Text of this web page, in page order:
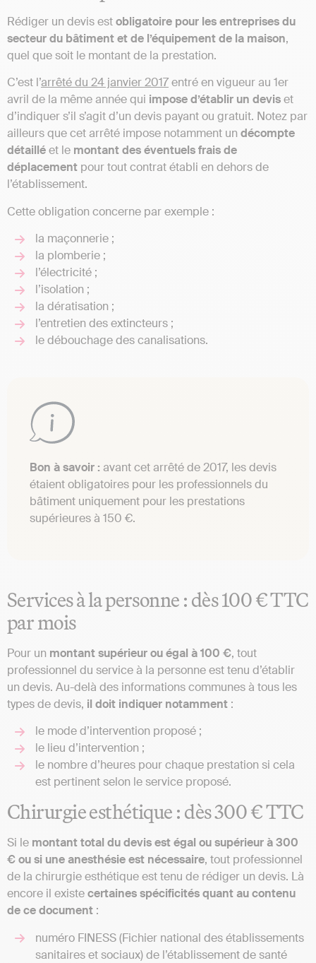
Rédiger un devis estobligatoire pour les entreprises du
secteur du bâtiment et de l’équipement de la maison,
quel que soit le montant de la prestation.
C’est l’arrêté du 24 janvier 2017entré en vigueur au 1er
avril de la même année qui impose d’établir un deviset
d’indiquer s’il s’agit d’un devis payant ou gratuit. Notez par
ailleurs que cet arrêté impose notamment un décompte
détailléet le montant des éventuels frais de
déplacement pour tout contrat établi en dehors de
l’établissement.
Cette obligation concerne par exemple :
la maçonnerie ;
la plomberie ;
l’électricité ;
l’isolation ;
la dératisation ;
l’entretien des extincteurs ;
le débouchage des canalisations.
Bon à savoir : avant cet arrêté de 2017, les devis
étaient obligatoires pour les professionnels du
bâtiment uniquement pour les prestations
supérieures à 150 €.
Services à la personne : dès 100 € TTC
par mois
Pour un montant supérieur ou égal à 100 €, tout
professionnel du service à la personne est tenu d’établir
un devis. Au-delà des informations communes à tous les
types de devis, il doit indiquer notamment :
le mode d’intervention proposé ;
le lieu d’intervention ;
le nombre d’heures pour chaque prestation si cela
est pertinent selon le service proposé.
Chirurgie esthétique : dès 300 € TTC
Si le montant total du devis est égal ou supérieur à 300
€ ou si une anesthésie est nécessaire, tout professionnel
de la chirurgie esthétique est tenu de rédiger un devis. Là
encore il existecertaines spécificités quant au contenu
de ce document :
numéro FINESS (Fichier national des établissements
sanitaires et sociaux) de l’établissement de santé